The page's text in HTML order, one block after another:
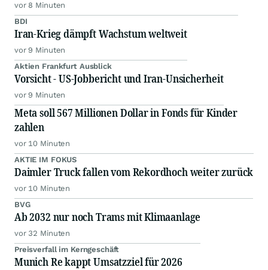
vor 8 Minuten
BDI
Iran-Krieg dämpft Wachstum weltweit
vor 9 Minuten
Aktien Frankfurt Ausblick
Vorsicht - US-Jobbericht und Iran-Unsicherheit
vor 9 Minuten
Meta soll 567 Millionen Dollar in Fonds für Kinder
zahlen
vor 10 Minuten
AKTIE IM FOKUS
Daimler Truck fallen vom Rekordhoch weiter zurück
vor 10 Minuten
BVG
Ab 2032 nur noch Trams mit Klimaanlage
vor 32 Minuten
Preisverfall im Kerngeschäft
Munich Re kappt Umsatzziel für 2026